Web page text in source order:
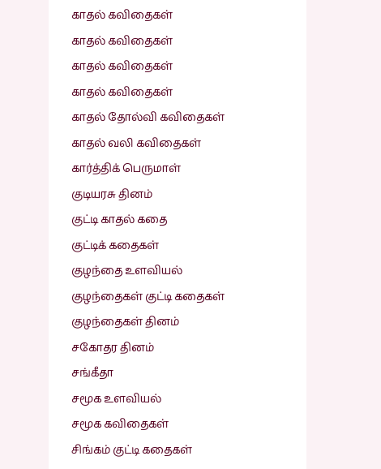
காதல் கவிதைகள்
காதல் கவிதைகள்
காதல் கவிதைகள்
காதல் கவிதைகள்
காதல் தோல்வி கவிதைகள்
காதல் வலி கவிதைகள்
கார்த்திக் பெருமாள்
குடியரசு தினம்
குட்டி காதல் கதை
குட்டிக் கதைகள்
குழந்தை உளவியல்
குழந்தைகள் குட்டி கதைகள்
குழந்தைகள் தினம்
சகோதர தினம்
சங்கீதா
சமூக உளவியல்
சமூக கவிதைகள்
சிங்கம் குட்டி கதைகள்